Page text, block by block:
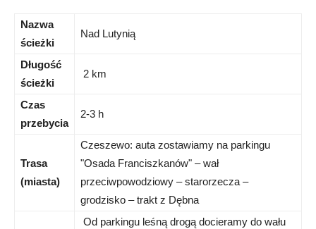
Nazwa
ścieżki
Nad Lutynią
Długość
ścieżki
2 km
Czas
przebycia
2-3 h
Trasa
(miasta)
Czeszewo: auta zostawiamy na parkingu
"Osada Franciszkanów" – wał
przeciwpowodziowy – starorzecza –
grodzisko – trakt z Dębna
Od parkingu leśną drogą docieramy do wału